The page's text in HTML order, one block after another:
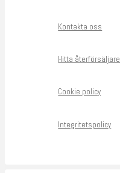
Kontakta oss
Hitta återförsäljare
Cookie policy
Integritetspolicy